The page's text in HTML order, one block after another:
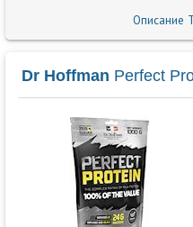
Описание
Dr Hoffman Perfect